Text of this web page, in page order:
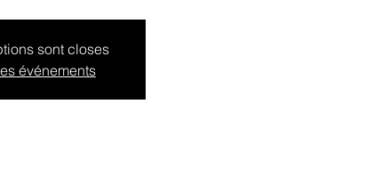
sont closes
événements